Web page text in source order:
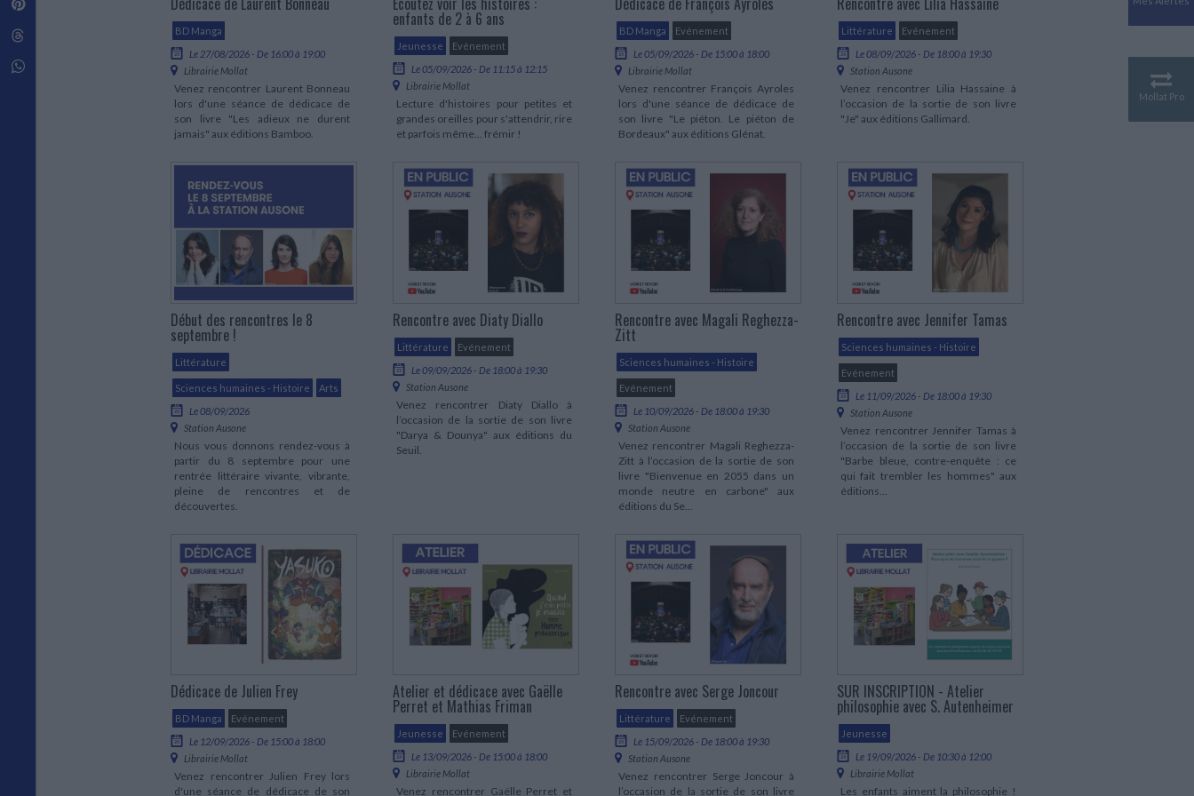
Mollat Pro
SCIENCE FICTION ET FANTASY
Littérature SF et Fantasy
LITTÉRATURE DE VOYAGE
Récits des voyageurs et des
explorateurs
SOCIOLOGIE
Sociologie générale
Travail social
Santé et société
ETHNOLOGIE
Ethnologie par pays
Relations et politiques
internationales
Sécurité nationale - Défense
ECOLOGIE - ENVIRONNEMENT
Ecologie
Histoire moderne
Histoire contemporaine
BIOGRAPHIES HISTORIQUES
Biographies historiques
HISTOIRE - GÉNÉRALITÉS
Historiographie
Etudes historiques
Franc-maçonnerie
Antiquité
Mythologies
GÉOGRAPHIE
Géographie - Démographie -
Territoire
CULTURE SCIENTIFIQUE
Techniques de construction
Matériaux de l’architecture
Urbanisme
Disciplines paramédicales
Ouvrages Généraux
Dictionnaires Français
Dictionnaires Bilingues
Langues universitaires -
Dictionnaires et méthodes
Méthodes Langues Grand public
BD Manga
Le 27/08/2026 - De 16:00 à 19:00
Librairie Mollat
Venez rencontrer Laurent Bonneau
lors d'une séance de dédicace de
son livre "Les adieux ne durent
jamais" aux éditions Bamboo.
enfants de 2 à 6 ans
Jeunesse
Evénement
Le 05/09/2026 - De 11:15 à 12:15
Librairie Mollat
Lecture d'histoires pour petites et
grandes oreilles pour s'attendrir, rire
et parfois même... frémir !
BD Manga
Evénement
Le 05/09/2026 - De 15:00 à 18:00
Librairie Mollat
Venez rencontrer François Ayroles
lors d'une séance de dédicace de
son livre "Le piéton. Le piéton de
Bordeaux" aux éditions Glénat.
Littérature
Evénement
Le 08/09/2026 - De 18:00 à 19:30
Station Ausone
Venez rencontrer Lilia Hassaine à
l’occasion de la sortie de son livre
"Je" aux éditions Gallimard.
Début des rencontres le 8
septembre !
Littérature
Sciences humaines - Histoire
Arts
Le 08/09/2026
Station Ausone
Nous vous donnons rendez-vous à
partir du 8 septembre pour une
rentrée littéraire vivante, vibrante,
pleine de rencontres et de
découvertes.
Rencontre avec Diaty Diallo
Littérature
Evénement
Le 09/09/2026 - De 18:00 à 19:30
Station Ausone
Venez rencontrer Diaty Diallo à
l’occasion de la sortie de son livre
"Darya & Dounya" aux éditions du
Seuil.
Rencontre avec Magali Reghezza-
Zitt
Sciences humaines - Histoire
Evénement
Le 10/09/2026 - De 18:00 à 19:30
Station Ausone
Venez rencontrer Magali Reghezza-
Zitt à l’occasion de la sortie de son
livre "Bienvenue en 2055 dans un
monde neutre en carbone" aux
éditions du Se...
Rencontre avec Jennifer Tamas
Sciences humaines - Histoire
Evénement
Le 11/09/2026 - De 18:00 à 19:30
Station Ausone
Venez rencontrer Jennifer Tamas à
l’occasion de la sortie de son livre
"Barbe bleue, contre-enquête : ce
qui fait trembler les hommes" aux
éditions...
Dédicace de Julien Frey
BD Manga
Evénement
Le 12/09/2026 - De 15:00 à 18:00
Librairie Mollat
Venez rencontrer Julien Frey lors
d'une séance de dédicace de son
Atelier et dédicace avec Gaëlle
Perret et Mathias Friman
Jeunesse
Evénement
Le 13/09/2026 - De 15:00 à 18:00
Librairie Mollat
Venez rencontrer Gaëlle Perret et
Rencontre avec Serge Joncour
Littérature
Evénement
Le 15/09/2026 - De 18:00 à 19:30
Station Ausone
Venez rencontrer Serge Joncour à
l’occasion de la sortie de son livre
SUR INSCRIPTION - Atelier
philosophie avec S. Autenheimer
Jeunesse
Le 19/09/2026 - De 10:30 à 12:00
Librairie Mollat
Les enfants aiment la philosophie !